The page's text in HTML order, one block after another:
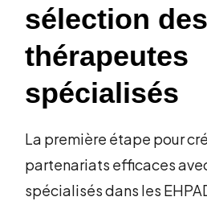
sélection des
thérapeutes
spécialisés
La première étape pour
partenariats efficaces
spécialisés dans les